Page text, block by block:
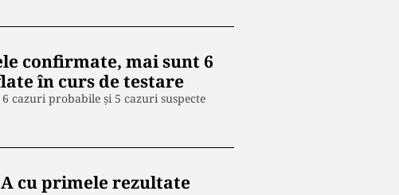
confirmate, mai sunt 6
în curs de testare
cazuri probabile și 5 cazuri suspecte
cu primele rezultate